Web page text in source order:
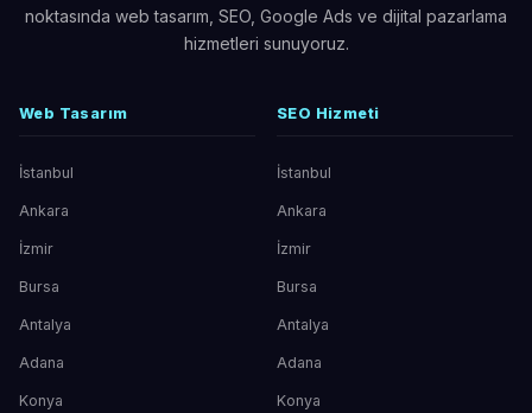
noktasında web tasarım, SEO, Google Ads ve dijital pazarlama
hizmetleri sunuyoruz.
Web Tasarım
İstanbul
Ankara
İzmir
Bursa
Antalya
Adana
Konya
SEO Hizmeti
İstanbul
Ankara
İzmir
Bursa
Antalya
Adana
Konya